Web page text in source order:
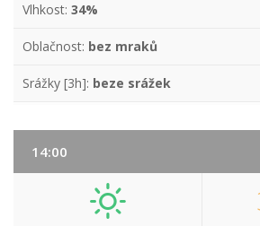
Vlhkost: 34%
Oblačnost: bez mraků
Srážky [3h]: beze srážek
14:00